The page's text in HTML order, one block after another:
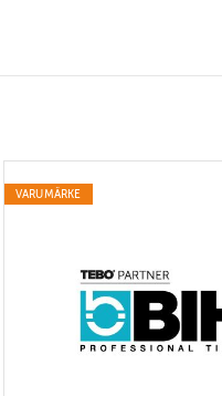
VARUMÄRKE